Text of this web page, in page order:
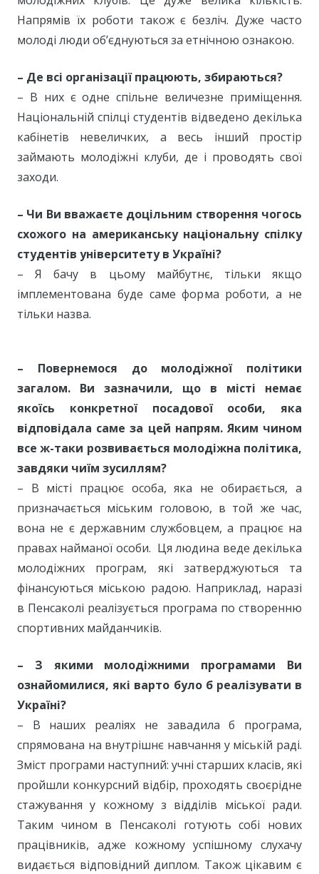
Напрямів їх роботи також є безліч. Дуже часто
молоді люди об’єднуються за етнічною ознакою.
– Де всі організації працюють, збираються?
– В них є одне спільне величезне приміщення.
Національній спілці студентів відведено декілька
кабінетів невеличких, а весь інший простір
займають молодіжні клуби, де і проводять свої
заходи.
– Чи Ви вважаєте доцільним створення чогось
схожого на американську національну спілку
студентів університету в Україні?
– Я бачу в цьому майбутнє, тільки якщо
імплементована буде саме форма роботи, а не
тільки назва.
– Повернемося до молодіжної політики
загалом. Ви зазначили, що в місті немає
якоїсь конкретної посадової особи, яка
відповідала саме за цей напрям. Яким чином
все ж-таки розвивається молодіжна політика,
завдяки чиїм зусиллям?
– В місті працює особа, яка не обирається, а
призначається міським головою, в той же час,
вона не є державним службовцем, а працює на
правах найманої особи. Ця людина веде декілька
молодіжних програм, які затверджуються та
фінансуються міською радою. Наприклад, наразі
в Пенсаколі реалізується програма по створенню
спортивних майданчиків.
– З якими молодіжними програмами Ви
ознайомилися, які варто було б реалізувати в
Україні?
– В наших реаліях не завадила б програма,
спрямована на внутрішнє навчання у міській раді.
Зміст програми наступний: учні старших класів, які
пройшли конкурсний відбір, проходять своєрідне
стажування у кожному з відділів міської ради.
Таким чином в Пенсаколі готують собі нових
працівників, адже кожному успішному слухачу
видається відповідний диплом. Також цікавим є